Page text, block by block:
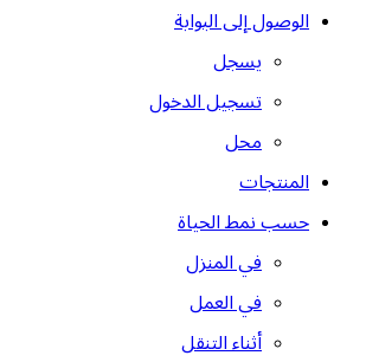
الوصول إلى البوابة
يسجل
تسجيل الدخول
محل
المنتجات
حسب نمط الحياة
في المنزل
في العمل
أثناء التنقل